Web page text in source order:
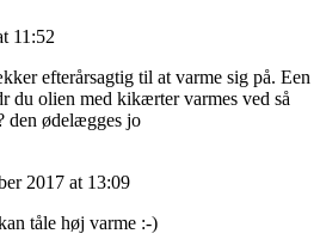
11:52
efterårsagtig til at varme sig på. Een
du olien med kikærter varmes ved så
den ødelægges jo
2017 at 13:09
tåle høj varme :-)